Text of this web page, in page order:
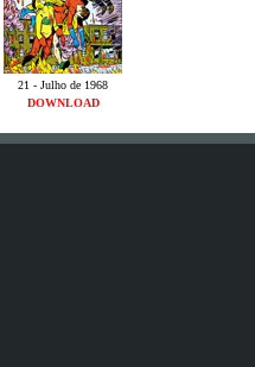
21 - Julho de 1968
DOWNLOAD